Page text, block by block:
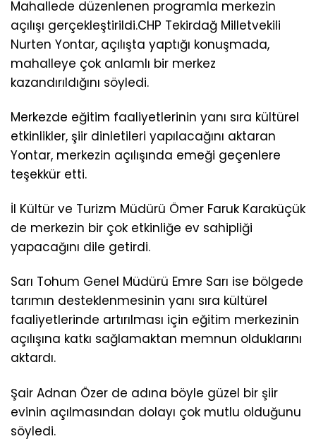
Mahallede düzenlenen programla merkezin
açılışı gerçekleştirildi.CHP Tekirdağ Milletvekili
Nurten Yontar, açılışta yaptığı konuşmada,
mahalleye çok anlamlı bir merkez
kazandırıldığını söyledi.
Merkezde eğitim faaliyetlerinin yanı sıra kültürel
etkinlikler, şiir dinletileri yapılacağını aktaran
Yontar, merkezin açılışında emeği geçenlere
teşekkür etti.
İl Kültür ve Turizm Müdürü Ömer Faruk Karaküçük
de merkezin bir çok etkinliğe ev sahipliği
yapacağını dile getirdi.
Sarı Tohum Genel Müdürü Emre Sarı ise bölgede
tarımın desteklenmesinin yanı sıra kültürel
faaliyetlerinde artırılması için eğitim merkezinin
açılışına katkı sağlamaktan memnun olduklarını
aktardı.
Şair Adnan Özer de adına böyle güzel bir şiir
evinin açılmasından dolayı çok mutlu olduğunu
söyledi.